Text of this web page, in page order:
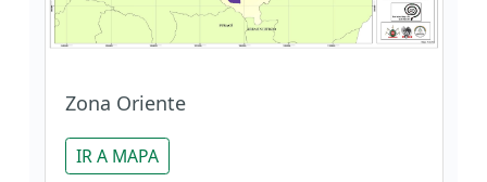
Zona Oriente
IR A MAPA